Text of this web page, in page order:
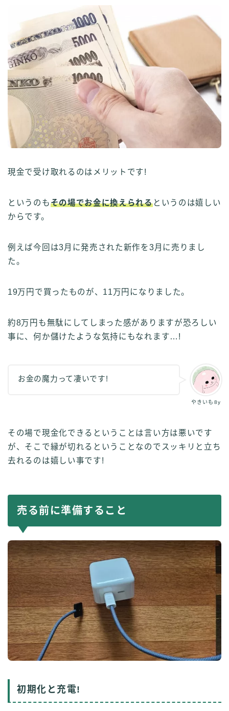
現金で受け取れるのはメリットです!
というのもその場でお金に換えられるというのは嬉しい
からです。
例えば今回は3月に発売された新作を3月に売りまし
た。
19万円で買ったものが、11万円になりました。
約8万円も無駄にしてしまった感がありますが恐ろしい
事に、何か儲けたような気持にもなれます…!
やきいも8y
お金の魔力って凄いです!
その場で現金化できるということは言い方は悪いです
が、そこで縁が切れるということなのでスッキリと立ち
去れるのは嬉しい事です!
売る前に準備すること
初期化と充電!